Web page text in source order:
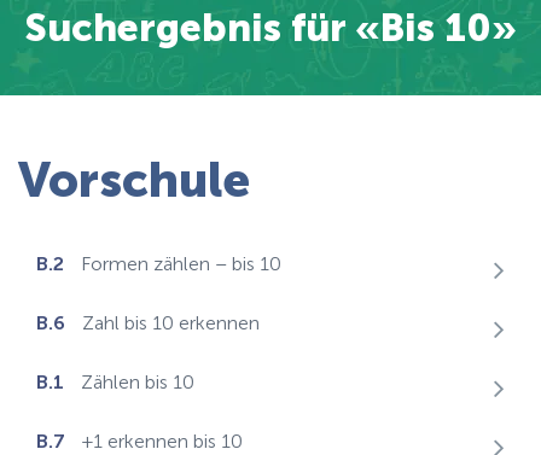
Suchergebnis für «Bis 10»
Vorschule
B.2 Formen zählen – bis 10
B.6 Zahl bis 10 erkennen
B.1 Zählen bis 10
B.7 +1 erkennen bis 10